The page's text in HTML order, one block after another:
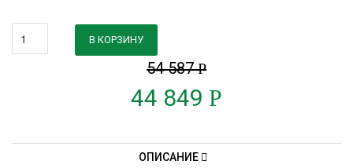
54 587Р
44 849 Р
В КОРЗИНУ
ОПИСАНИЕ